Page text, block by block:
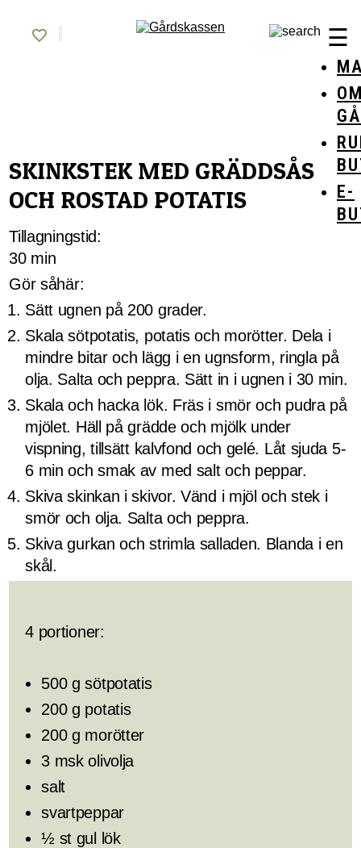
content
☰
E-
SKINKSTEK MED GRÄDDSÅS
OCH ROSTAD POTATIS
Tillagningstid:
30 min
Gör såhär:
Sätt ugnen på 200 grader.
Skala sötpotatis, potatis och morötter. Dela i
mindre bitar och lägg i en ugnsform, ringla på
olja. Salta och peppra. Sätt in i ugnen i 30 min.
Skala och hacka lök. Fräs i smör och pudra på
mjölet. Häll på grädde och mjölk under
vispning, tillsätt kalvfond och gelé. Låt sjuda 5-
6 min och smak av med salt och peppar.
Skiva skinkan i skivor. Vänd i mjöl och stek i
smör och olja. Salta och peppra.
Skiva gurkan och strimla salladen. Blanda i en
skål.
4 portioner:
500 g sötpotatis
200 g potatis
200 g morötter
3 msk olivolja
salt
svartpeppar
½ st gul lök